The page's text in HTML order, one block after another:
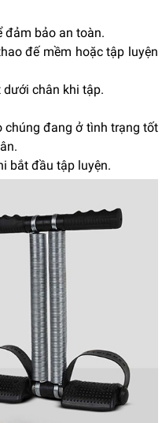
đảm bảo an toàn.
đế mềm hoặc tập luyện
chân khi tập.
chúng đang ở tình trạng tốt
bắt đầu tập luyện.